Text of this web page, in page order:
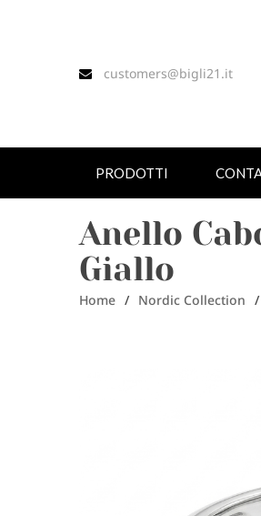
customers@bigli21.it
PRODOTTI
Anello
Giallo
Home / Nordic Collection /